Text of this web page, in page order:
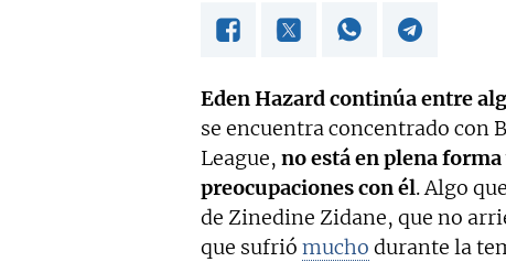
Eden Hazard continúa entre
se encuentra concentrado con
League, no está en plena
preocupaciones con él. Algo
de Zinedine Zidane, que no
que sufrió mucho durante la